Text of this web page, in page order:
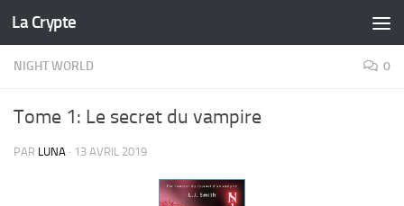
Skip to content
La Crypte
NIGHT WORLD 0
Tome 1: Le secret du vampire
PAR LUNA · 13 AVRIL 2019